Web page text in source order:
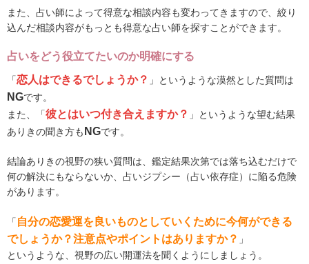
また、占い師によって得意な相談内容も変わってきますので、絞り
込んだ相談内容がもっとも得意な占い師を探すことができます。
占いをどう役立てたいのか明確にする
「恋人はできるでしょうか？ 」というような漠然とした質問は
NGです。
また、「彼とはいつ付き合えますか？ 」というような望む結果
ありきの聞き方も NGです。
結論ありきの視野の狭い質問は、鑑定結果次第では落ち込むだけで
何の解決にもならないか、占いジプシー（占い依存症）に陥る危険
があります。
「 自分の恋愛運を良いものとしていくために今何ができる
でしょうか？注意点やポイントはありますか？ 」
というような、視野の広い開運法を聞くようにしましょう。